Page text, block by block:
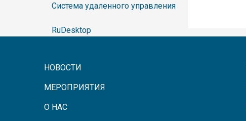
Система удаленного управления
RuDesktop
НОВОСТИ
МЕРОПРИЯТИЯ
О НАС